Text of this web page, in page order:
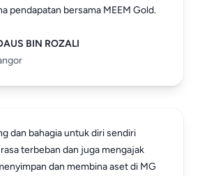
pendapatan bersama MEEM Gold.
BIN ROZALI
dan bahagia untuk diri sendiri
terbeban dan juga mengajak
dan membina aset di MG